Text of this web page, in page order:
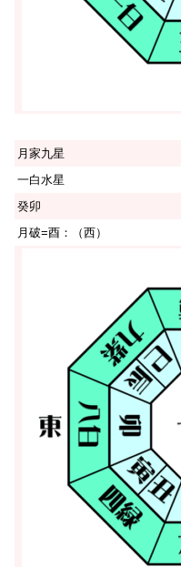
月家九星
一白水星
癸卯
月破=酉：（西）